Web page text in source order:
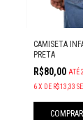
CAMISETA
PRETA
R$80,00 ATÉ
6 X DE R$13,33
COMPRAR